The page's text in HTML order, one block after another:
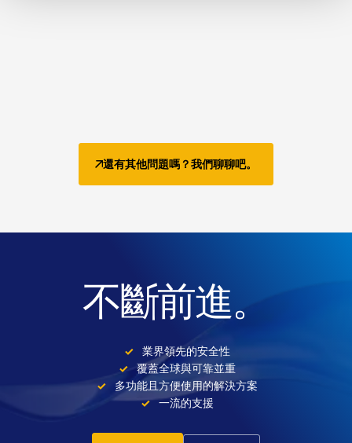
還有其他問題嗎？我們聊聊吧。
不斷前進。
業界領先的安全性
覆蓋全球與可靠並重
多功能且方便使用的解決方案
一流的支援